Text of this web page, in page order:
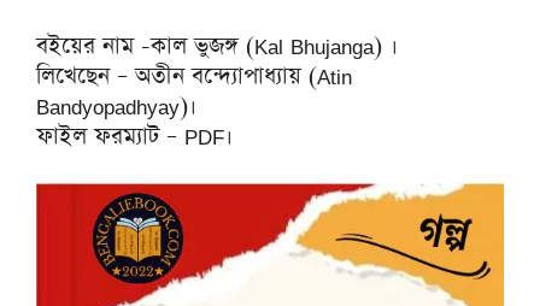
বইয়ের নাম -কাল ভুজঙ্গ (Kal Bhujanga) ।
লিখেছেন – অতীন বন্দ্যোপাধ্যায় (Atin
Bandyopadhyay)।
ফাইল ফরম্যাট – PDF।